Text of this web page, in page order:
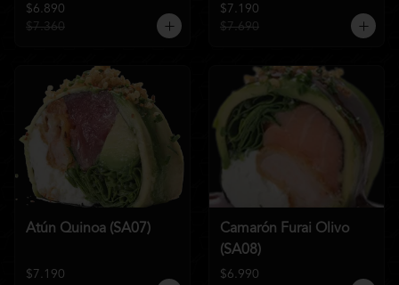
$6.890
$7.360
$7.190
$7.690
Atún Quinoa (SA07)
$7.190
Camarón Furai Olivo
(SA08)
$6.990